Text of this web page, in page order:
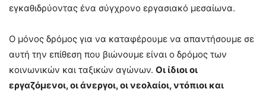
εγκαθιδρύοντας ένα σύγχρονο εργασιακό μεσαίωνα.
Ο μόνος δρόμος για να καταφέρουμε να απαντήσουμε σε
αυτή την επίθεση που βιώνουμε είναι ο δρόμος των
κοινωνικών και ταξικών αγώνων. Οι ίδιοι οι
εργαζόμενοι, οι άνεργοι, οι νεολαίοι, ντόπιοι και